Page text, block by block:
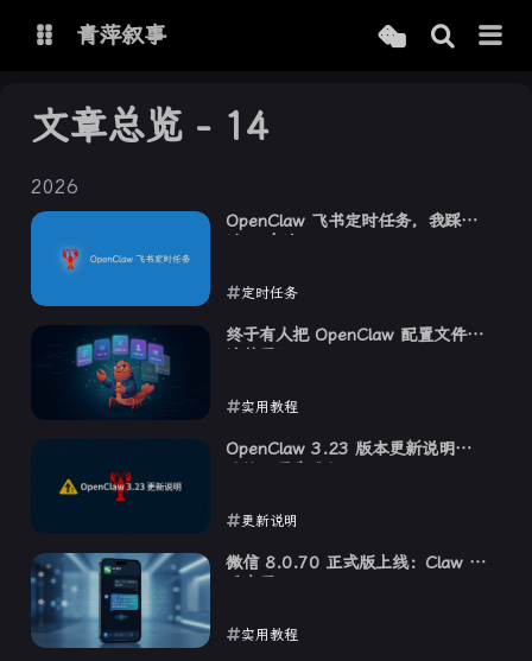
博客
青萍 AI 图床
青萍 AI 语音
青萍编辑器
青萍叙事
文章总览 - 14
2026
OpenClaw 飞书定时任务，我踩了
定时任务
2026-03-27
终于有人把 OpenClaw 配置文件讲
实用教程
2026-03-27
OpenClaw 3.23 版本更新说明：
更新说明
2026-03-24
微信 8.0.70 正式版上线：Claw 助
实用教程